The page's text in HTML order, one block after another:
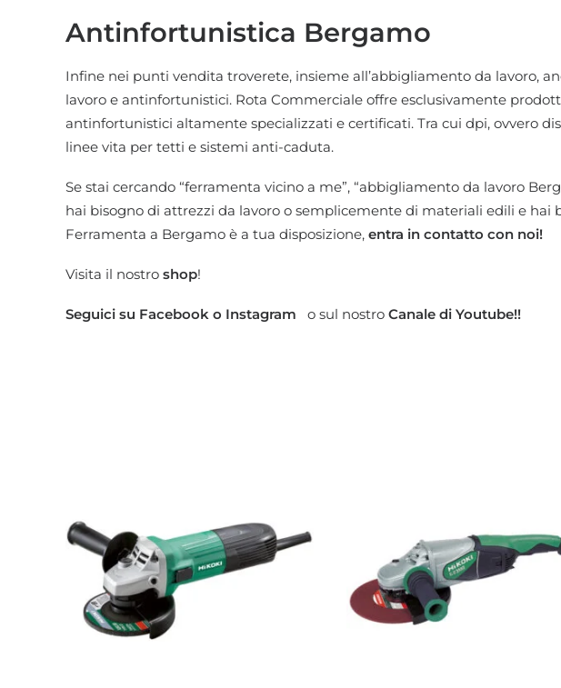
Antinfortunistica Bergamo
Infine nei punti vendita troverete, insieme all’abbigliamento da lavoro,
lavoro e antinfortunistici. Rota Commerciale offre esclusivamente
antinfortunistici altamente specializzati e certificati. Tra cui dpi, ovvero
linee vita per tetti e sistemi anti-caduta.
Se stai cercando “ferramenta vicino a me”, “abbigliamento da lavoro
hai bisogno di attrezzi da lavoro o semplicemente di materiali edili e hai
Ferramenta a Bergamo è a tua disposizione, entra in contatto con noi!
Visita il nostro shop!
Seguici su Facebook o Instagram o sul nostro Canale di Youtube!!